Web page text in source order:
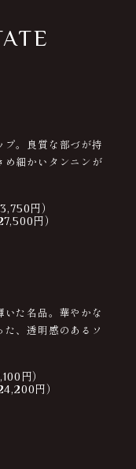
プ。良質な部づが持
め細かいタンニンが
円）
円）
いた名品。華やかな
、透明感のあるソ
円）
円）